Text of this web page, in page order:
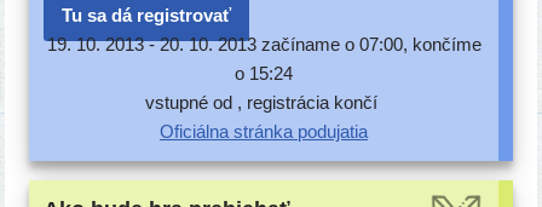
Tu sa dá registrovať
19. 10. 2013 -20. 10. 2013 začí­na­me o 07:00, kon­čí­me
o 15:24
vstup­né od , regis­trá­cia končí
Oficiálna strán­ka podujatia